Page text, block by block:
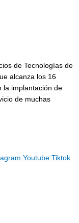
de Tecnologías de
alcanza los 16
la implantación de
de muchas
Youtube Tiktok